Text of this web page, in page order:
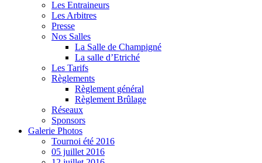
Les Entraineurs
Les Arbitres
Presse
Nos Salles
La Salle de Champigné
La salle d’Etriché
Les Tarifs
Règlements
Règlement général
Règlement Brûlage
Réseaux
Sponsors
Galerie Photos
Tournoi été 2016
05 juillet 2016